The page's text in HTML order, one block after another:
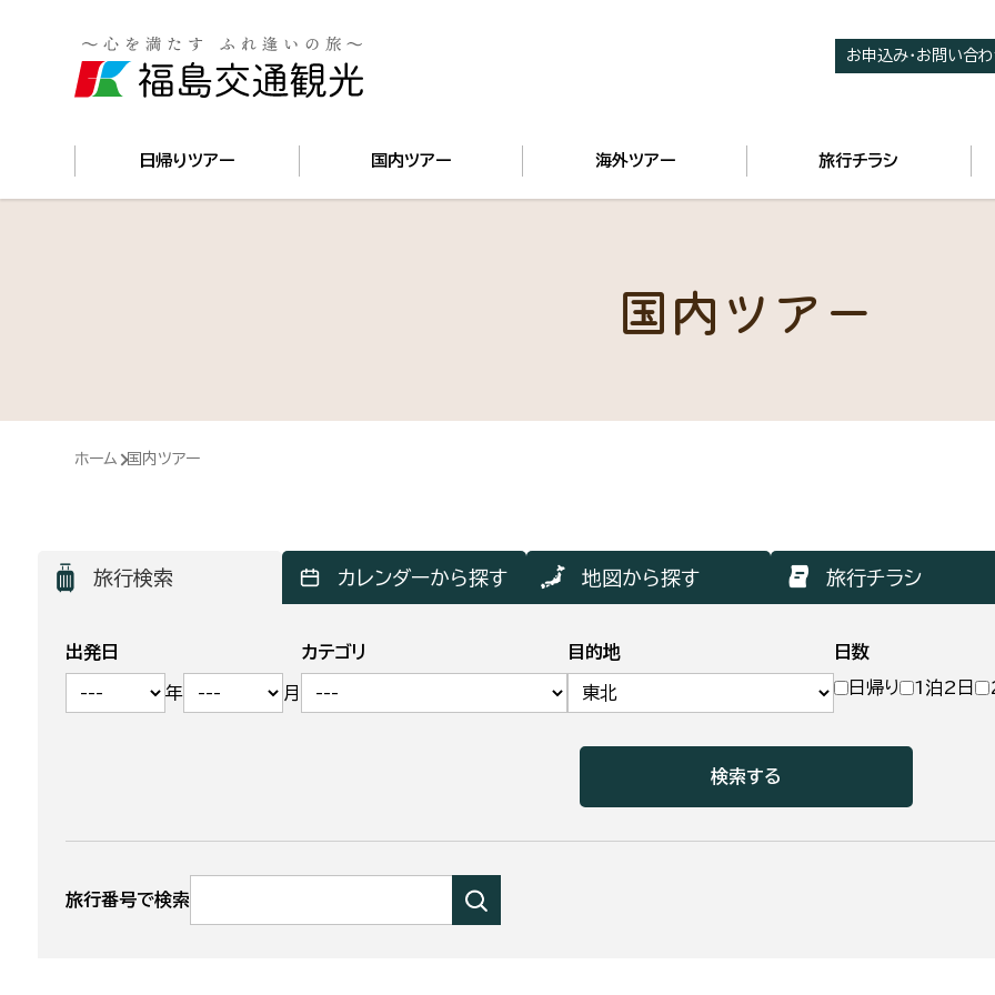
お申込み・お問い合
日帰りツアー 国内ツアー 海外ツアー 旅行チラシ
国内ツアー
ホーム 国内ツアー
旅行検索 カレンダーから探す 地図から探す 旅行チラシ
出発日
年 月
カテゴリ 目的地
日数
日帰り
1泊2日
旅行番号で検索
検